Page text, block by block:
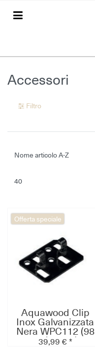
Accessori
Filtro
Offerta speciale
Aquawood Clip
Inox Galvanizzata
Nera WPC112 (98
pz/pacco)
39,99 € *